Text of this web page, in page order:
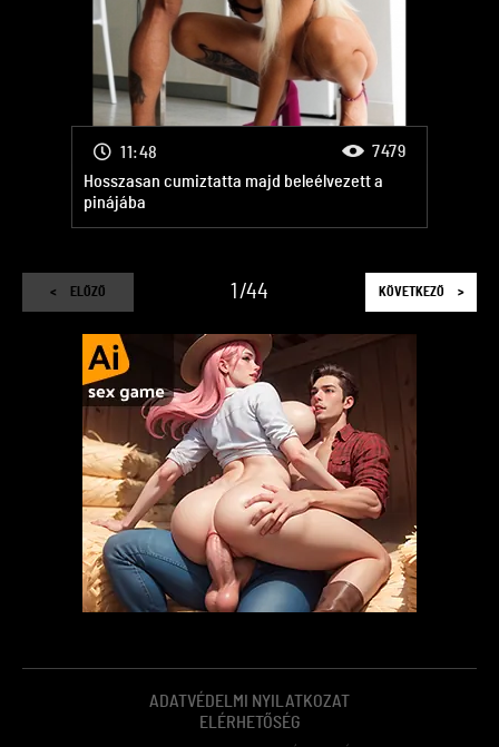
Hosszasan cumiztatta majd beleélvezett a
pinájába
11:48 7479
< ELŐZŐ 1 44 KÖVETKEZŐ >
ADATVÉDELMI NYILATKOZAT
ELÉRHETŐSÉG